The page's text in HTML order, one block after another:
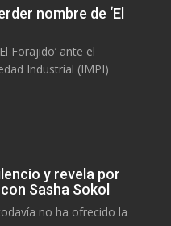
nombre de ‘El
Forajido’ ante el
Industrial (IMPI)
y revela por
Sasha Sokol
no ha ofrecido la